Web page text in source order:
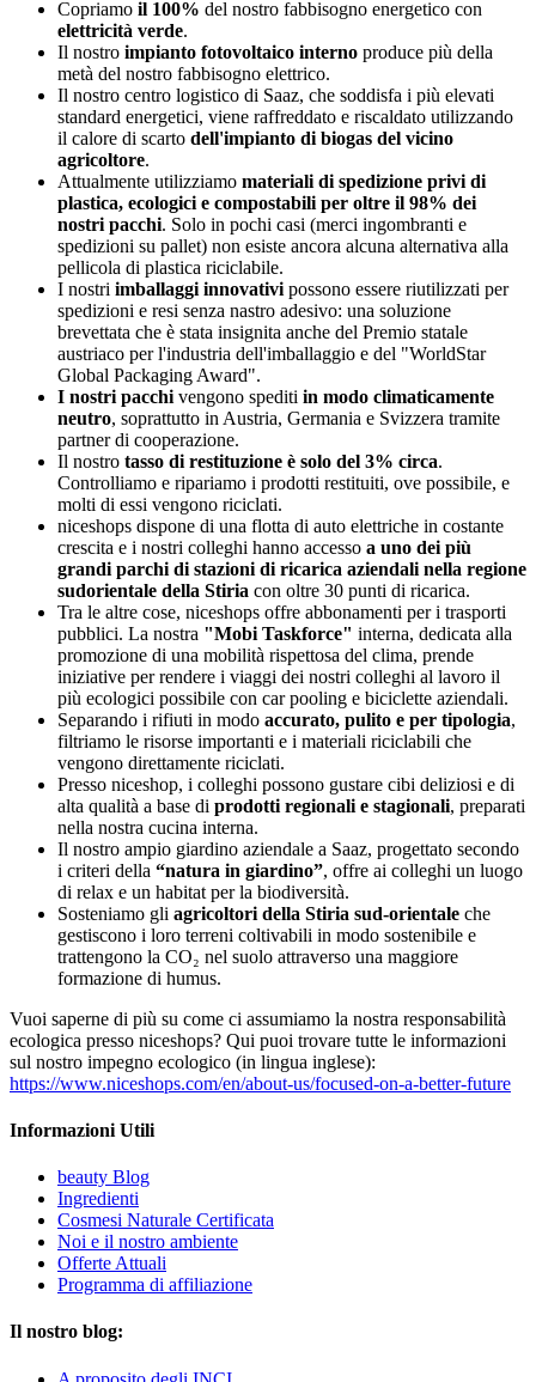
Copriamo il 100% del nostro fabbisogno energetico con
elettricità verde.
Il nostro impianto fotovoltaico interno produce più della
metà del nostro fabbisogno elettrico.
Il nostro centro logistico di Saaz, che soddisfa i più elevati
standard energetici, viene raffreddato e riscaldato utilizzando
il calore di scarto dell'impianto di biogas del vicino
agricoltore.
Attualmente utilizziamo materiali di spedizione privi di
plastica, ecologici e compostabili per oltre il 98% dei
nostri pacchi. Solo in pochi casi (merci ingombranti e
spedizioni su pallet) non esiste ancora alcuna alternativa alla
pellicola di plastica riciclabile.
I nostri imballaggi innovativi possono essere riutilizzati per
spedizioni e resi senza nastro adesivo: una soluzione
brevettata che è stata insignita anche del Premio statale
austriaco per l'industria dell'imballaggio e del "WorldStar
Global Packaging Award".
I nostri pacchi vengono spediti in modo climaticamente
neutro, soprattutto in Austria, Germania e Svizzera tramite
partner di cooperazione.
Il nostro tasso di restituzione è solo del 3% circa.
Controlliamo e ripariamo i prodotti restituiti, ove possibile, e
molti di essi vengono riciclati.
niceshops dispone di una flotta di auto elettriche in costante
crescita e i nostri colleghi hanno accesso a uno dei più
grandi parchi di stazioni di ricarica aziendali nella regione
sudorientale della Stiria con oltre 30 punti di ricarica.
Tra le altre cose, niceshops offre abbonamenti per i trasporti
pubblici. La nostra "Mobi Taskforce" interna, dedicata alla
promozione di una mobilità rispettosa del clima, prende
iniziative per rendere i viaggi dei nostri colleghi al lavoro il
più ecologici possibile con car pooling e biciclette aziendali.
Separando i rifiuti in modo accurato, pulito e per tipologia,
filtriamo le risorse importanti e i materiali riciclabili che
vengono direttamente riciclati.
Presso niceshop, i colleghi possono gustare cibi deliziosi e di
alta qualità a base di prodotti regionali e stagionali, preparati
nella nostra cucina interna.
Il nostro ampio giardino aziendale a Saaz, progettato secondo
i criteri della “natura in giardino”, offre ai colleghi un luogo
di relax e un habitat per la biodiversità.
Sosteniamo gli agricoltori della Stiria sud-orientale che
gestiscono i loro terreni coltivabili in modo sostenibile e
trattengono la CO₂ nel suolo attraverso una maggiore
formazione di humus.
Vuoi saperne di più su come ci assumiamo la nostra responsabilità
ecologica presso niceshops? Qui puoi trovare tutte le informazioni
sul nostro impegno ecologico (in lingua inglese):
https://www.niceshops.com/en/about-us/focused-on-a-better-future
Informazioni Utili
beauty Blog
Ingredienti
Cosmesi Naturale Certificata
Noi e il nostro ambiente
Offerte Attuali
Programma di affiliazione
Il nostro blog: